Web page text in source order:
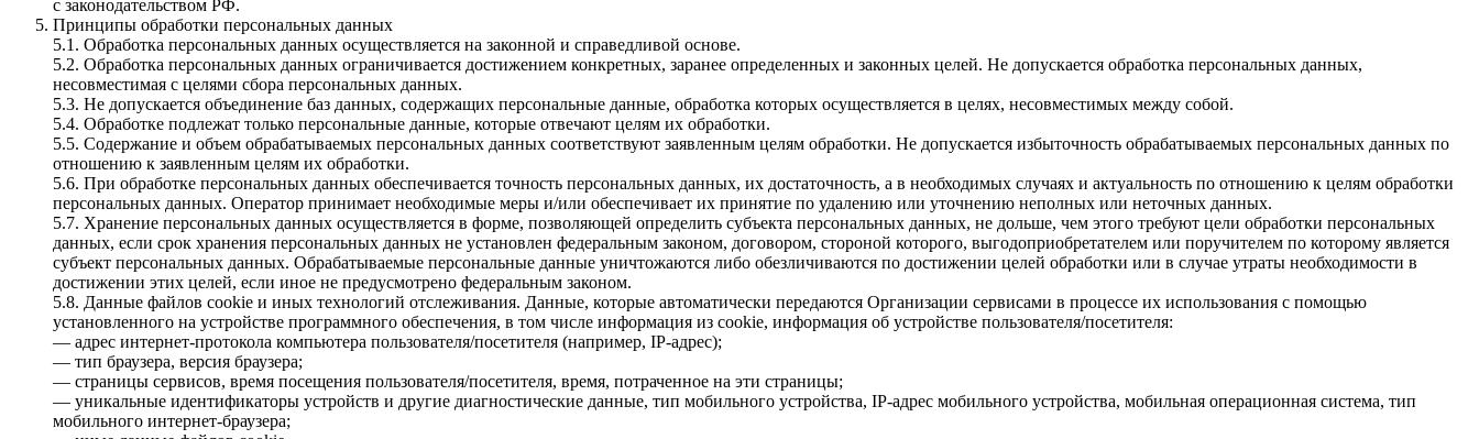
с законодательством РФ.
Принципы обработки персональных данных
5.1. Обработка персональных данных осуществляется на законной и справедливой основе.
5.2. Обработка персональных данных ограничивается достижением конкретных, заранее определенных и законных целей. Не допускается обработка персональных данных,
несовместимая с целями сбора персональных данных.
5.3. Не допускается объединение баз данных, содержащих персональные данные, обработка которых осуществляется в целях, несовместимых между собой.
5.4. Обработке подлежат только персональные данные, которые отвечают целям их обработки.
5.5. Содержание и объем обрабатываемых персональных данных соответствуют заявленным целям обработки. Не допускается избыточность обрабатываемых персональных данных по
отношению к заявленным целям их обработки.
5.6. При обработке персональных данных обеспечивается точность персональных данных, их достаточность, а в необходимых случаях и актуальность по отношению к целям обработки
персональных данных. Оператор принимает необходимые меры и/или обеспечивает их принятие по удалению или уточнению неполных или неточных данных.
5.7. Хранение персональных данных осуществляется в форме, позволяющей определить субъекта персональных данных, не дольше, чем этого требуют цели обработки персональных
данных, если срок хранения персональных данных не установлен федеральным законом, договором, стороной которого, выгодоприобретателем или поручителем по которому является
субъект персональных данных. Обрабатываемые персональные данные уничтожаются либо обезличиваются по достижении целей обработки или в случае утраты необходимости в
достижении этих целей, если иное не предусмотрено федеральным законом.
5.8. Данные файлов cookie и иных технологий отслеживания. Данные, которые автоматически передаются Организации сервисами в процессе их использования с помощью
установленного на устройстве программного обеспечения, в том числе информация из cookie, информация об устройстве пользователя/посетителя:
— адрес интернет-протокола компьютера пользователя/посетителя (например, IP-адрес);
— тип браузера, версия браузера;
— страницы сервисов, время посещения пользователя/посетителя, время, потраченное на эти страницы;
— уникальные идентификаторы устройств и другие диагностические данные, тип мобильного устройства, IP-адрес мобильного устройства, мобильная операционная система, тип
мобильного интернет-браузера;